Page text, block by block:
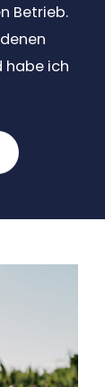
Betrieb.
habe ich